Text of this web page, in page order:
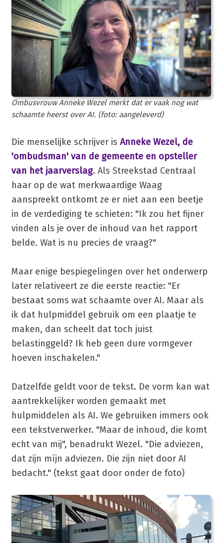
Ombusvrouw Anneke Wezel merkt dat er vaak nog wat
schaamte heerst over AI. (foto: aangeleverd)
Die menselijke schrijver is Anneke Wezel, de
'ombudsman' van de gemeente en opsteller
van het jaarverslag. Als Streekstad Centraal
haar op de wat merkwaardige Waag
aanspreekt ontkomt ze er niet aan een beetje
in de verdediging te schieten: "Ik zou het fijner
vinden als je over de inhoud van het rapport
belde. Wat is nu precies de vraag?"
Maar enige bespiegelingen over het onderwerp
later relativeert ze die eerste reactie: "Er
bestaat soms wat schaamte over AI. Maar als
ik dat hulpmiddel gebruik om een plaatje te
maken, dan scheelt dat toch juist
belastinggeld? Ik heb geen dure vormgever
hoeven inschakelen."
Datzelfde geldt voor de tekst. De vorm kan wat
aantrekkelijker worden gemaakt met
hulpmiddelen als AI. We gebruiken immers ook
een tekstverwerker. "Maar de inhoud, die komt
echt van mij", benadrukt Wezel. "Die adviezen,
dat zijn míjn adviezen. Die zijn niet door AI
bedacht." (tekst gaat door onder de foto)